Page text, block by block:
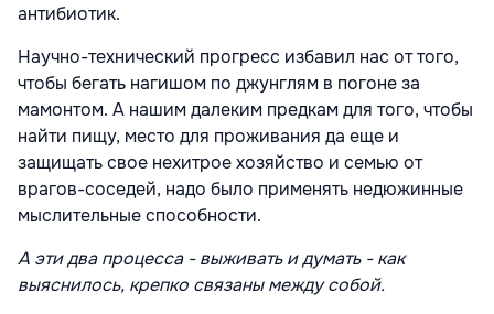
антибиотик.
Научно-технический прогресс избавил нас от того,
чтобы бегать нагишом по джунглям в погоне за
мамонтом. А нашим далеким предкам для того, чтобы
найти пищу, место для проживания да еще и
защищать свое нехитрое хозяйство и семью от
врагов-соседей, надо было применять недюжинные
мыслительные способности.
А эти два процесса - выживать и думать - как
выяснилось, крепко связаны между собой.